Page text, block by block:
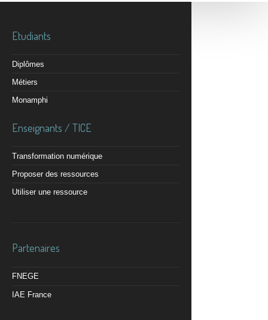
Etudiants
Diplômes
Métiers
Monamphi
Enseignants / TICE
Transformation numérique
Proposer des ressources
Utiliser une ressource
Partenaires
FNEGE
IAE France